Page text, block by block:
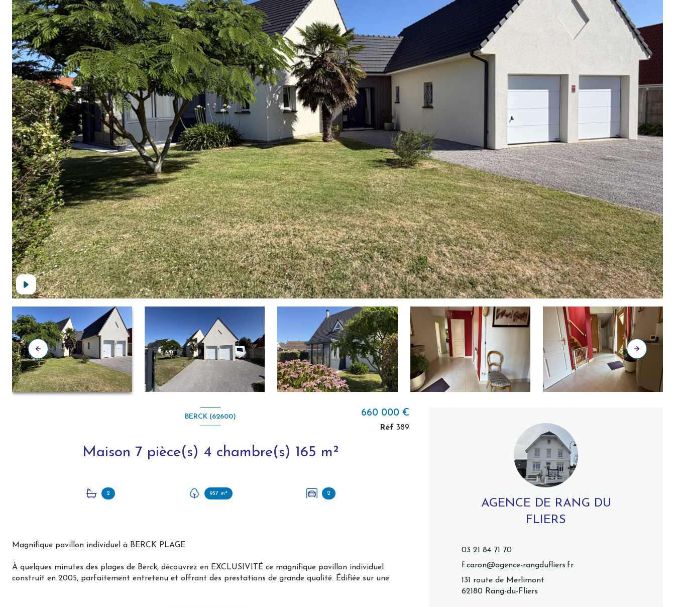
BERCK (62600)
Maison 7 pièce(s) 4 chambre(s) 165 m²
2 957 m² 2
660 000 €
Réf 389
Magnifique pavillon individuel à BERCK PLAGE
À quelques minutes des plages de Berck, découvrez en EXCLUSIVITÉ ce magnifique pavillon individuel
construit en 2005, parfaitement entretenu et offrant des prestations de grande qualité. Édifiée sur une
AGENCE DE RANG DU
FLIERS
03 21 84 71 70
f.caron@agence-rangdufliers.fr
131 route de Merlimont
62180 Rang-du-Fliers